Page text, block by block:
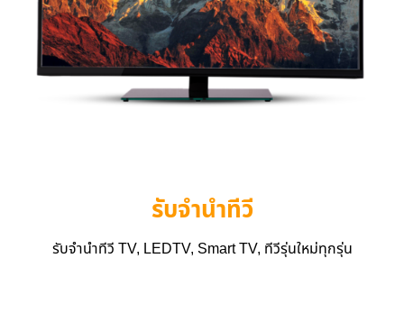
รับจำนำทีวี
รับจำนำทีวี TV, LEDTV, Smart TV, ทีวีรุ่นใหม่ทุกรุ่น